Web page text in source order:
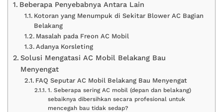
Beberapa Penyebabnya Antara Lain
Kotoran yang Menumpuk di Sekitar Blower AC Bagian
Belakang
Masalah pada Freon AC Mobil
Adanya Korsleting
Solusi Mengatasi AC Mobil Belakang Bau
Menyengat
FAQ Seputar AC Mobil Belakang Bau Menyengat
1. Seberapa sering AC mobil (depan dan belakang)
sebaiknya dibersihkan secara profesional untuk
mencegah bau tidak sedap?